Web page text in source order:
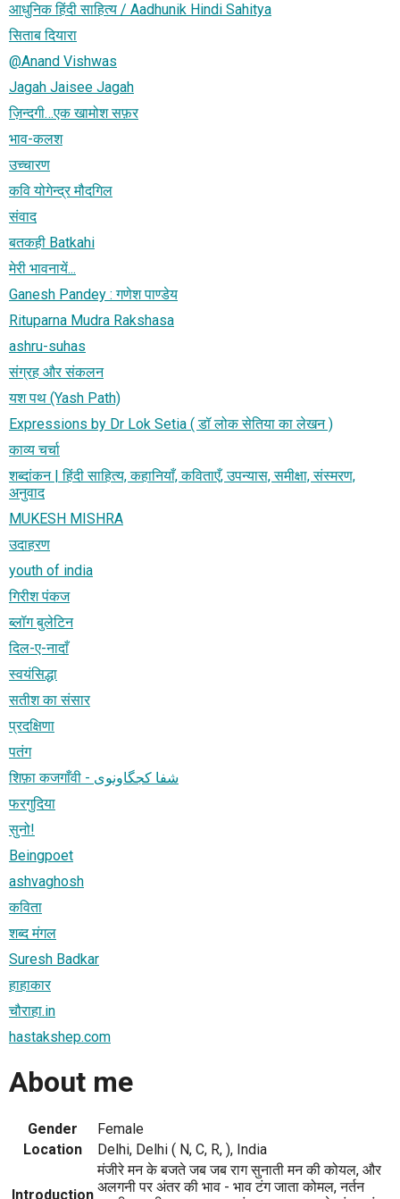
आधुनिक हिंदी साहित्य / Aadhunik Hindi Sahitya
सिताब दियारा
@Anand Vishwas
Jagah Jaisee Jagah
ज़िन्दगी…एक खामोश सफ़र
भाव-कलश
उच्चारण
कवि योगेन्द्र मौदगिल
संवाद
बतकही Batkahi
मेरी भावनायें...
Ganesh Pandey : गणेश पाण्डेय
Rituparna Mudra Rakshasa
ashru-suhas
संग्रह और संकलन
यश पथ (Yash Path)
Expressions by Dr Lok Setia ( डॉ लोक सेतिया का लेखन )
काव्य चर्चा
शब्दांकन | हिंदी साहित्य, कहानियाँ, कविताएँ, उपन्यास, समीक्षा, संस्मरण,
अनुवाद
MUKESH MISHRA
उदाहरण
youth of india
गिरीश पंकज
ब्लॉग बुलेटिन
दिल-ए-नादाँ
स्वयंसिद्धा
सतीश का संसार
प्रदक्षिणा
पतंग
शिफ़ा कजगाँवी - شفا کجگاونوی
फरगुदिया
सुनो!
Beingpoet
ashvaghosh
कविता
शब्द मंगल
Suresh Badkar
हाहाकार
चौराहा.in
hastakshep.com
About me
Gender
Female
Location
Delhi, Delhi ( N, C, R, ), India
Introduction
मंजीरे मन के बजते जब जब राग सुनाती मन की कोयल, और
अलगनी पर अंतर की भाव - भाव टंग जाता कोमल, नर्तन